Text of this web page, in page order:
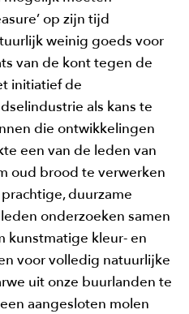
op zijn tijd
weinig goeds voor
van de kont tegen de
initiatief de
als kans te
die ontwikkelingen
een van de leden van
oud brood te verwerken
prachtige, duurzame
onderzoeken samen
kunstmatige kleur- en
voor volledig natuurlijke
uit onze buurlanden te
aangesloten molen